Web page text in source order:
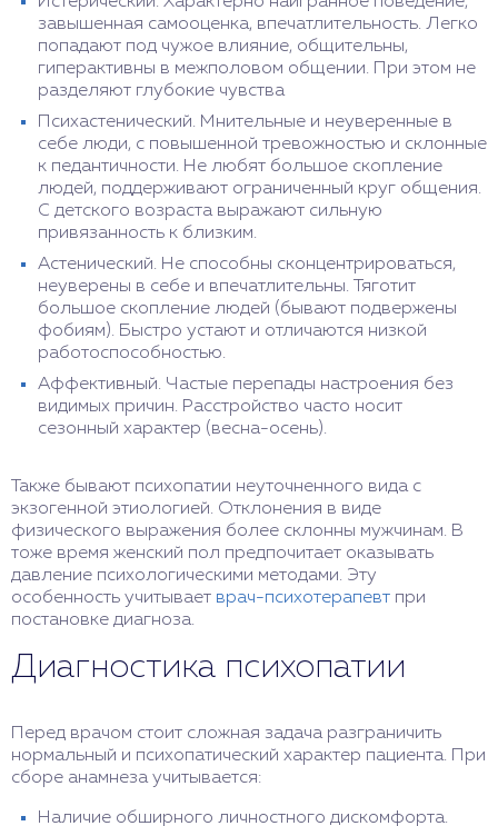
завышенная самооценка, впечатлительность. Легко
попадают под чужое влияние, общительны,
гиперактивны в межполовом общении. При этом не
разделяют глубокие чувства
Психастенический. Мнительные и неуверенные в
себе люди, с повышенной тревожностью и склонные
к педантичности. Не любят большое скопление
людей, поддерживают ограниченный круг общения.
С детского возраста выражают сильную
привязанность к близким.
Астенический. Не способны сконцентрироваться,
неуверены в себе и впечатлительны. Тяготит
большое скопление людей (бывают подвержены
фобиям). Быстро устают и отличаются низкой
работоспособностью.
Аффективный. Частые перепады настроения без
видимых причин. Расстройство часто носит
сезонный характер (весна-осень).
Также бывают психопатии неуточненного вида с
экзогенной этиологией. Отклонения в виде
физического выражения более склонны мужчинам. В
тоже время женский пол предпочитает оказывать
давление психологическими методами. Эту
особенность учитывает врач-психотерапевт при
постановке диагноза.
Диагностика психопатии
Перед врачом стоит сложная задача разграничить
нормальный и психопатический характер пациента. При
сборе анамнеза учитывается:
Наличие обширного личностного дискомфорта.